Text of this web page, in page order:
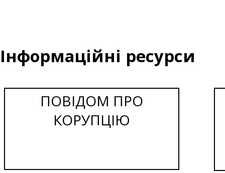
Інформаційні ресурси
ПОВІДОМ ПРО
КОРУПЦІЮ